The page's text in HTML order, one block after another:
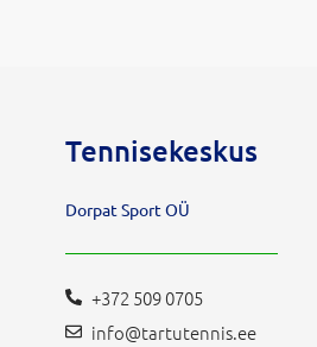
Tennisekeskus
Dorpat Sport OÜ
+372 509 0705
info@tartutennis.ee